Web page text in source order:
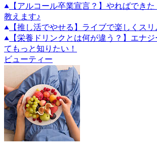
【アルコール卒業宣言？】やればでき
教えます♪
【推し活でやせる】ライブで楽しくスリ
【栄養ドリンクとは何が違う？】エナ
てもっと知りたい！
ビューティー